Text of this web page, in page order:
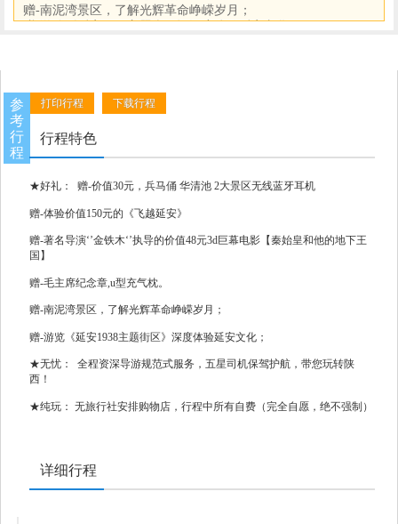
赠-南泥湾景区，了解光辉革命峥嵘岁月；
不强制）
参
考
行
程
打印行程 下载行程
行程特色
★好礼： 赠-价值30元，兵马俑 华清池 2大景区无线蓝牙耳机
赠-体验价值150元的《飞越延安》
赠-著名导演‘’金铁木‘’执导的价值48元3d巨幕电影【秦始皇和他的地下王
国】
赠-毛主席纪念章,u型充气枕。
赠-南泥湾景区，了解光辉革命峥嵘岁月；
赠-游览《延安1938主题街区》深度体验延安文化；
★无忧： 全程资深导游规范式服务，五星司机保驾护航，带您玩转陕
西！
★纯玩： 无旅行社安排购物店，行程中所有自费（完全自愿，绝不强制）
详细行程